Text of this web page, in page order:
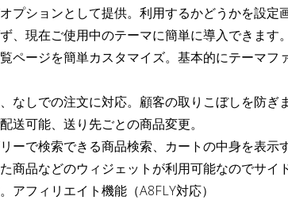
プションとして提供。利用するかどうかを設定
、現在ご使用中のテーマに簡単に導入できます
ページを簡単カスタマイズ。基本的にテーマフ
なしでの注文に対応。顧客の取りこぼしを防ぎま
送可能、送り先ごとの商品変更。
ーで検索できる商品検索、カートの中身を表示
商品などのウィジェットが利用可能なのでサイ
アフィリエイト機能（A8FLY対応）